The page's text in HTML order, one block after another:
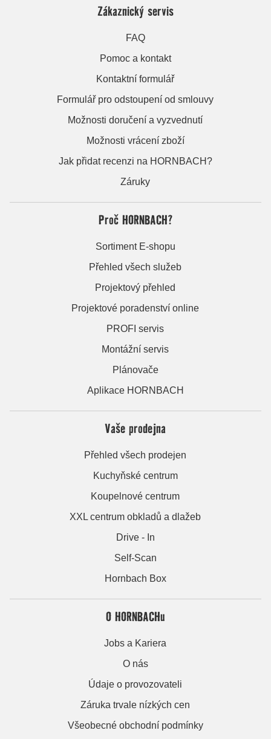
Zákaznický servis
FAQ
Pomoc a kontakt
Kontaktní formulář
Formulář pro odstoupení od smlouvy
Možnosti doručení a vyzvednutí
Možnosti vrácení zboží
Jak přidat recenzi na HORNBACH?
Záruky
Proč HORNBACH?
Sortiment E-shopu
Přehled všech služeb
Projektový přehled
Projektové poradenství online
PROFI servis
Montážní servis
Plánovače
Aplikace HORNBACH
Vaše prodejna
Přehled všech prodejen
Kuchyňské centrum
Koupelnové centrum
XXL centrum obkladů a dlažeb
Drive - In
Self-Scan
Hornbach Box
O HORNBACHu
Jobs a Kariera
O nás
Údaje o provozovateli
Záruka trvale nízkých cen
Všeobecné obchodní podmínky